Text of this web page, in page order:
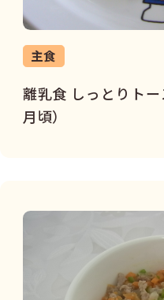
主食
離乳食 しっとりト
月頃）